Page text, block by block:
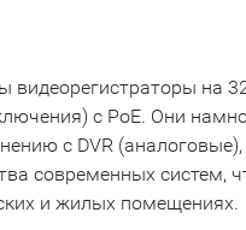
видеорегистраторы на
с PoE. Они
с DVR (аналоговые),
современных систем,
и жилых помещениях.